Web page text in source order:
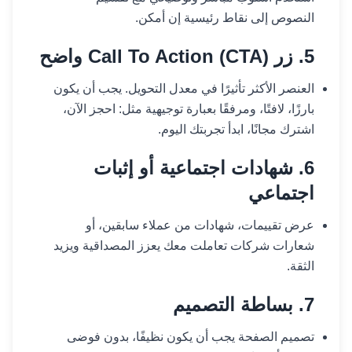
النصوص إلى نقاط رئيسية إن أمكن.
5. زر Call To Action (CTA) واضح
العنصر الأكثر تأثيرًا في معدل التحويل. يجب أن يكون
بارزًا، لافتًا، ومرفقًا بعبارة توجيهية مثل: احجز الآن،
اشترك مجانًا، ابدأ تجربتك اليوم.
6. شهادات اجتماعية أو إثبات
اجتماعي
عرض تقييمات، شهادات من عملاء سابقين، أو
شعارات شركات تعاملت معك يعزز المصداقية ويزيد
الثقة.
7. بساطة التصميم
تصميم الصفحة يجب أن يكون نظيفًا، بدون فوضى